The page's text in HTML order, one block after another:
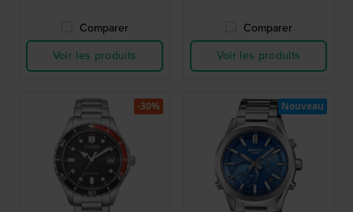
Comparer
Voir les produits
Comparer
Voir les produits
-30% Nouveau